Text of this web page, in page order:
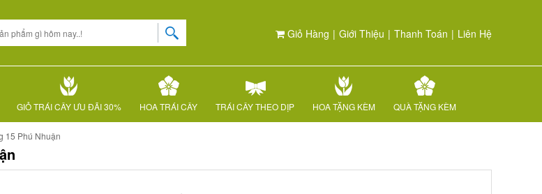
Giỏ Hàng | Giới Thiệu | Thanh Toán | Liên Hệ
GIỎ TRÁI CÂY ƯU ĐÃI 30% HOA TRÁI CÂY TRÁI CÂY THEO DỊP HOA TẶNG KÈM QUÀ TẶNG KÈM
15 Phú Nhuận